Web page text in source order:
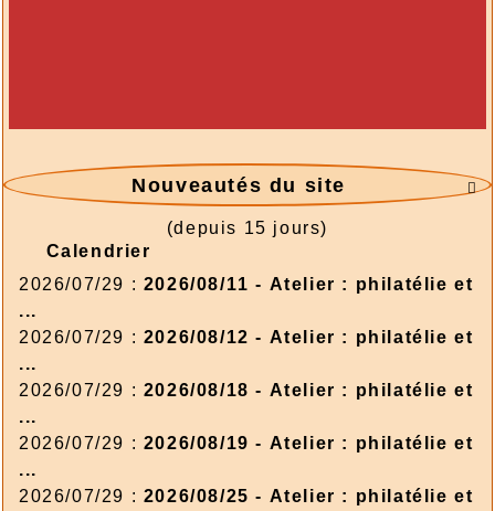

Nouveautés du site
(depuis 15 jours)
Calendrier
2026/07/29 : 2026/08/11 - Atelier : philatélie et
...
2026/07/29 : 2026/08/12 - Atelier : philatélie et
...
2026/07/29 : 2026/08/18 - Atelier : philatélie et
...
2026/07/29 : 2026/08/19 - Atelier : philatélie et
...
2026/07/29 : 2026/08/25 - Atelier : philatélie et